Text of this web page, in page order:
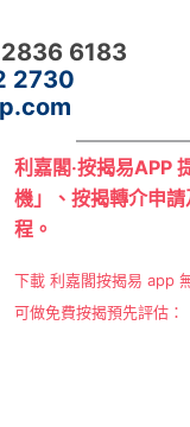
6183
2730
利嘉閣‧按揭易APP
機」、按揭轉介申
程。
下載 利嘉閣按揭易 app
可做免費按揭預先評估：